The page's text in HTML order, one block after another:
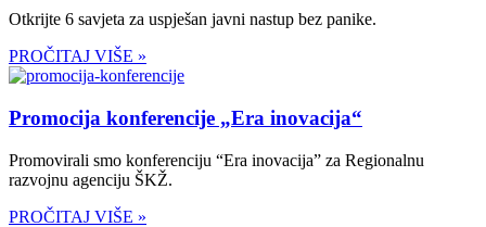
Otkrijte 6 savjeta za uspješan javni nastup bez panike.
PROČITAJ VIŠE »
Promocija konferencije „Era inovacija“
Promovirali smo konferenciju “Era inovacija” za Regionalnu
razvojnu agenciju ŠKŽ.
PROČITAJ VIŠE »